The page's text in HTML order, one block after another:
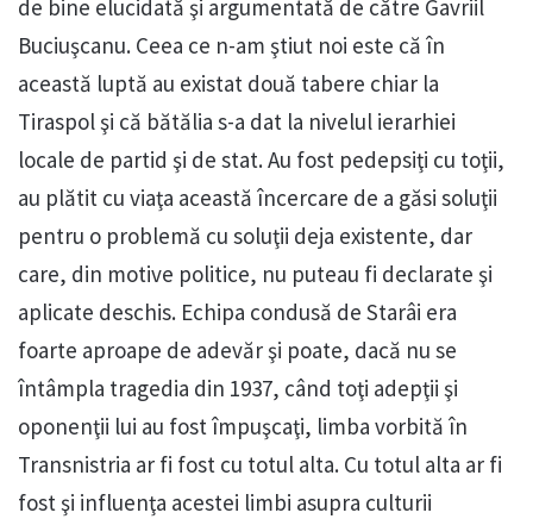
de bine elucidată şi argumentată de către Gavriil
Buciuşcanu. Ceea ce n-am ştiut noi este că în
această luptă au existat două tabere chiar la
Tiraspol şi că bătălia s-a dat la nivelul ierarhiei
locale de partid şi de stat. Au fost pedepsiţi cu toţii,
au plătit cu viaţa această încercare de a găsi soluţii
pentru o problemă cu soluţii deja existente, dar
care, din motive politice, nu puteau fi declarate şi
aplicate deschis. Echipa condusă de Starâi era
foarte aproape de adevăr şi poate, dacă nu se
întâmpla tragedia din 1937, când toţi adepţii şi
oponenţii lui au fost împuşcaţi, limba vorbită în
Transnistria ar fi fost cu totul alta. Cu totul alta ar fi
fost şi influenţa acestei limbi asupra culturii